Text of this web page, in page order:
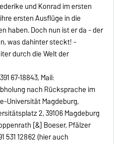
und Konrad im ersten
ersten Ausflüge in die
haben. Doch nun ist er da - der
was dahinter steckt! -
durch die Welt der
67-18843, Mail:
nach Rücksprache im
Universität Magdeburg,
2, 39106 Magdeburg
[&] Boeser, Pfälzer
531 12862 (hier auch